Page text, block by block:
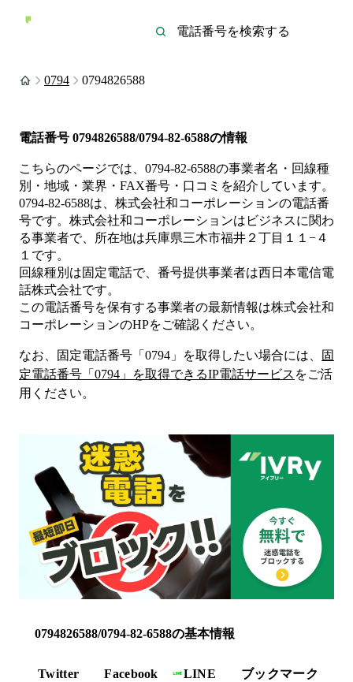
0794 0794826588
電話番号 0794826588/0794-82-6588の情報
こちらのページでは、 0794-82-6588の事業者名・回線種
別・地域・業界・FAX番号・口コミを紹介しています。
0794-82-6588は、 株式会社和コーポレーションの電話番
号です。 株式会社和コーポレーションは ビジネスに関わ
る事業者で、所在地は兵庫県三木市福井２丁目１１−４
１ です。
回線種別は固定電話で、番号提供事業者は西日本電信電
話株式会社です。
この電話番号を保有する事業者の最新情報は株式会社和
コーポレーションのHPをご確認ください。
なお、固定電話番号「 0794 」を取得したい場合には、
固
定電話番号「 0794 」を取得できるIP電話サービス をご活
用ください。
0794826588/0794-82-6588の基本情報
Twitter Facebook LINE
ブックマーク